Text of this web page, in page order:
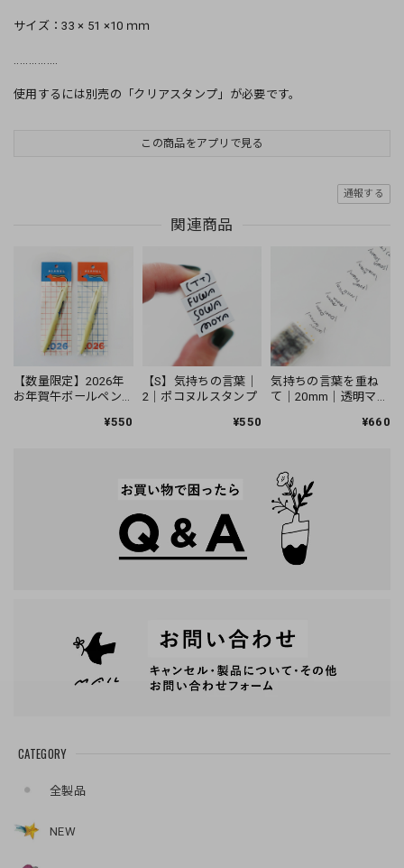
CATEGORY
全製品
NEW
サイズ：33 × 51 ×10 ｍｍ
...............
使用するには別売の「クリアスタンプ」が必要です。
この商品をアプリで見る
通報する
関連商品
【数量限定】2026年
お年賀午ボールペン
¥550
【S】気持ちの言葉｜
2｜ポコヌルスタンプ
¥550
気持ちの言葉を重ね
て｜20mm｜透明マス
¥660